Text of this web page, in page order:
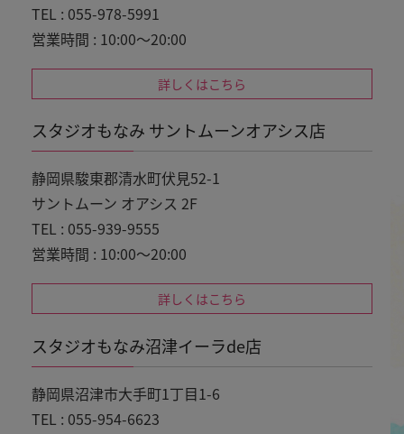
TEL : 055-978-5991
営業時間 : 10:00～20:00
詳しくはこちら
スタジオもなみ サントムーンオアシス店
静岡県駿東郡清水町伏見52-1
サントムーン オアシス 2F
TEL : 055-939-9555
営業時間 : 10:00～20:00
詳しくはこちら
スタジオもなみ沼津イーラde店
静岡県沼津市大手町1丁目1-6
TEL : 055-954-6623